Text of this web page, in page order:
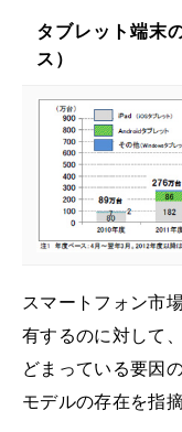
タブレット端末
ス）
スマートフォン市
有するのに対して
どまっている要因
モデルの存在を指